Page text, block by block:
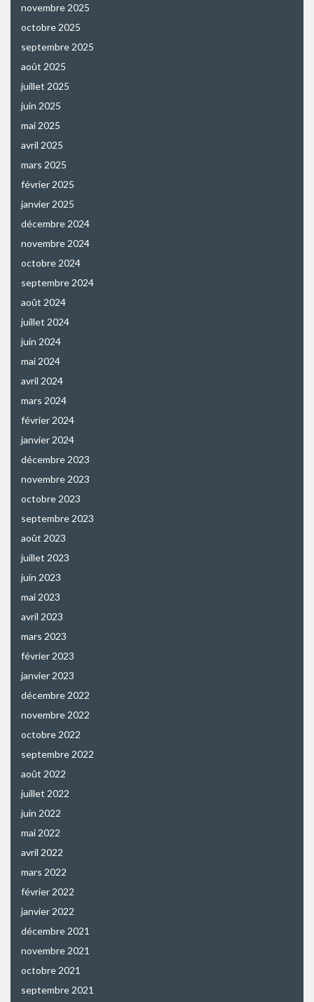
novembre 2025
octobre 2025
septembre 2025
août 2025
juillet 2025
juin 2025
mai 2025
avril 2025
mars 2025
février 2025
janvier 2025
décembre 2024
novembre 2024
octobre 2024
septembre 2024
août 2024
juillet 2024
juin 2024
mai 2024
avril 2024
mars 2024
février 2024
janvier 2024
décembre 2023
novembre 2023
octobre 2023
septembre 2023
août 2023
juillet 2023
juin 2023
mai 2023
avril 2023
mars 2023
février 2023
janvier 2023
décembre 2022
novembre 2022
octobre 2022
septembre 2022
août 2022
juillet 2022
juin 2022
mai 2022
avril 2022
mars 2022
février 2022
janvier 2022
décembre 2021
novembre 2021
octobre 2021
septembre 2021